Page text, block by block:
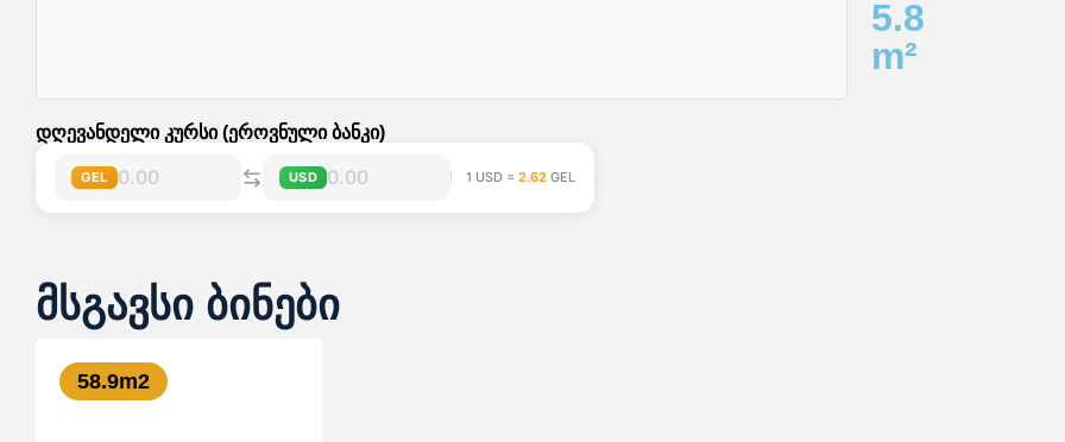
5.8
m²
დღევანდელი კურსი (ეროვნული ბანკი)
GEL USD 1 USD = 2.62 GEL
მსგავსი ბინები
58.9m2